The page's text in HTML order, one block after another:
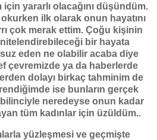
için yararlı olacağını düşündüm.
okurken ilk olarak onun hayatını
çok merak ettim. Çoğu kişinin
bir hayata
eden ne olabilir acaba diye
çevremizde ya da haberlerde
dolayı birkaç tahminim de
ise bunların gerçek
bilinciyle neredeyse onun kadar
tüm kadınlar için üzüldüm..
yüzleşmesi ve geçmişte